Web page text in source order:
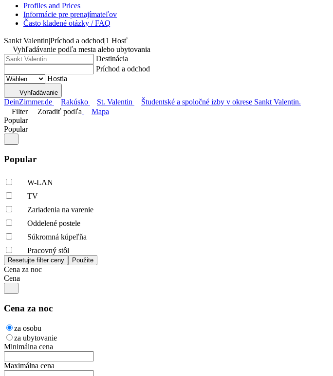
Profiles and Prices
Informácie pre prenajímateľov
Často kladené otázky / FAQ
Sankt Valentin|Príchod a odchod|1 Hosť
Vyhľadávanie podľa mesta alebo ubytovania
Destinácia
Príchod a odchod
Hostia
Vyhľadávanie
DeinZimmer.de Rakúsko St. Valentin
Študentské a spoločné izby v okrese Sankt Valentin.
Filter
Zoradiť podľa
Mapa
Popular
Popular
Popular
W-LAN
TV
Zariadenia na varenie
Oddelené postele
Súkromná kúpeľňa
Pracovný stôl
Cena za noc
Cena
Cena za noc
za osobu
za ubytovanie
Minimálna cena
Maximálna cena